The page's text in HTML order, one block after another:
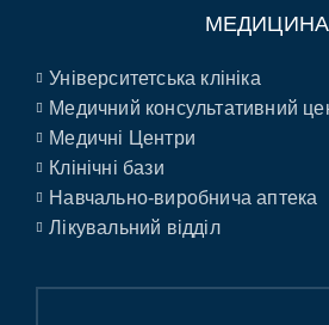
МЕДИЦИНА
Університетська клініка
Медичний консультативний
Медичні Центри
Клінічні бази
Навчально-виробнича аптека
Лікувальний відділ